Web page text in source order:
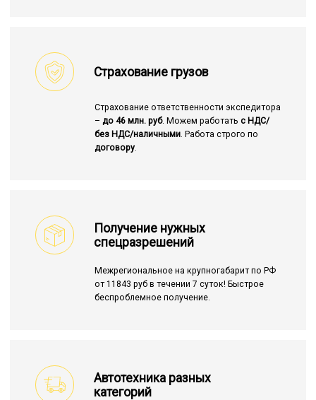
Страхование грузов
Страхование ответственности экспедитора
– до 46 млн. руб. Можем работать с НДС/
без НДС/наличными. Работа строго по
договору.
Получение нужных
спецразрешений
Межрегиональное на крупногабарит по РФ
от 11843 руб в течении 7 суток! Быстрое
беспроблемное получение.
Автотехника разных
категорий